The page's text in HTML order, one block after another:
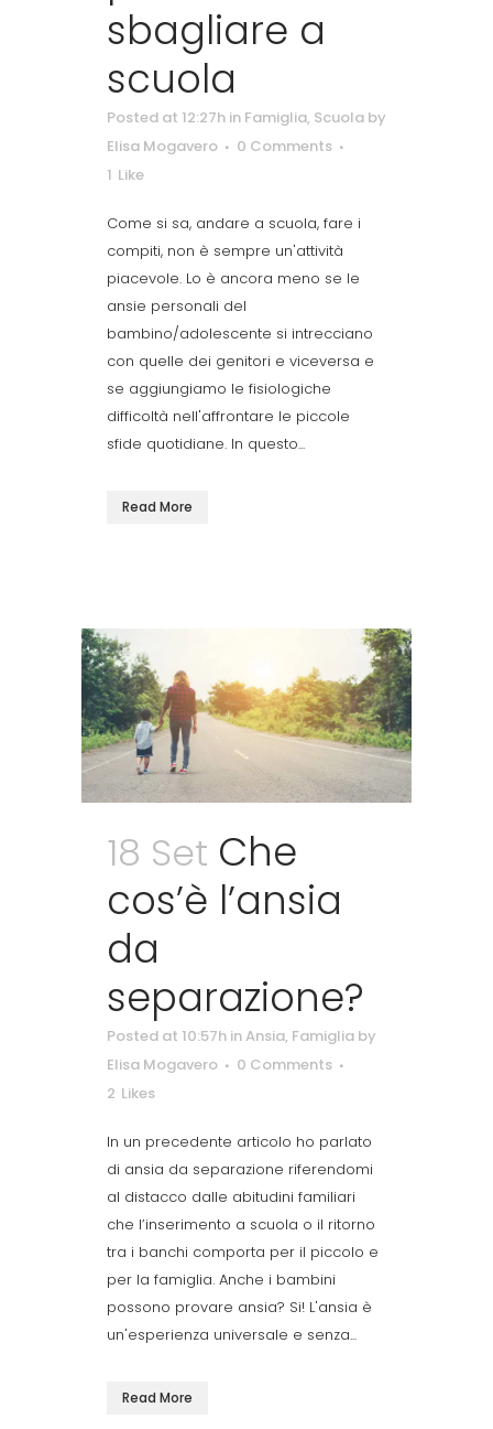
sbagliare a
scuola
Posted at 12:27h in Famiglia, Scuola by
Elisa Mogavero
0 Comments
1 Like
Come si sa, andare a scuola, fare i
compiti, non è sempre un'attività
piacevole. Lo è ancora meno se le
ansie personali del
bambino/adolescente si intrecciano
con quelle dei genitori e viceversa e
se aggiungiamo le fisiologiche
difficoltà nell'affrontare le piccole
sfide quotidiane. In questo...
Read More
18 Set Che
cos’è l’ansia
da
separazione?
Posted at 10:57h inAnsia, Famiglia by
Elisa Mogavero
0 Comments
2 Likes
In un precedente articolo ho parlato
di ansia da separazione riferendomi
al distacco dalle abitudini familiari
che l’inserimento a scuola o il ritorno
tra i banchi comporta per il piccolo e
per la famiglia. Anche i bambini
possono provare ansia? Si! L'ansia è
un'esperienza universale e senza...
Read More